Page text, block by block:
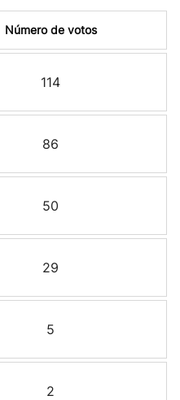
Número de votos
114
86
50
29
5
2